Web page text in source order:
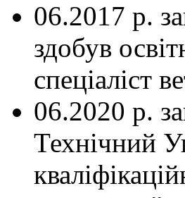
06.2017 р.
здобув
спеціаліст
06.2020 р.
Технічний